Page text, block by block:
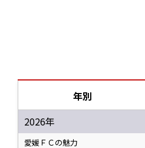
年別
2026年
愛媛ＦＣの魅力